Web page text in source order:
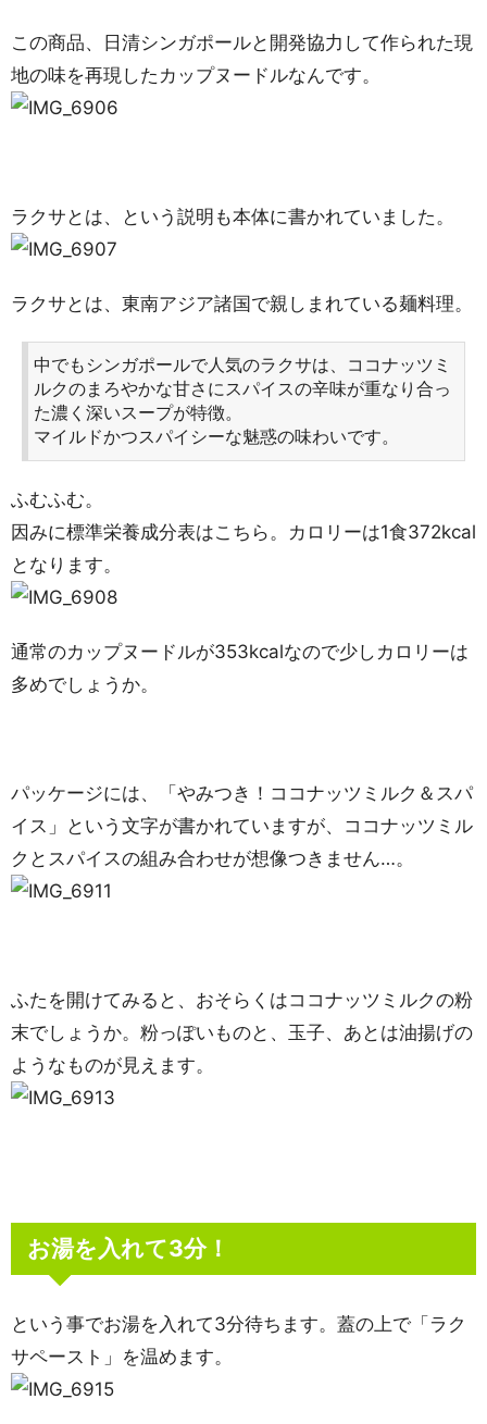
この商品、日清シンガポールと開発協力して作られた現
地の味を再現したカップヌードルなんです。
ラクサとは、という説明も本体に書かれていました。
ラクサとは、東南アジア諸国で親しまれている麺料理。
中でもシンガポールで人気のラクサは、ココナッツミ
ルクのまろやかな甘さにスパイスの辛味が重なり合っ
た濃く深いスープが特徴。
マイルドかつスパイシーな魅惑の味わいです。
ふむふむ。
因みに標準栄養成分表はこちら。カロリーは1食372kcal
となります。
通常のカップヌードルが353kcalなので少しカロリーは
多めでしょうか。
パッケージには、「やみつき！ココナッツミルク＆スパ
イス」という文字が書かれていますが、ココナッツミル
クとスパイスの組み合わせが想像つきません…。
ふたを開けてみると、おそらくはココナッツミルクの粉
末でしょうか。粉っぽいものと、玉子、あとは油揚げの
ようなものが見えます。
お湯を入れて3分！
という事でお湯を入れて3分待ちます。蓋の上で「ラク
サペースト」を温めます。